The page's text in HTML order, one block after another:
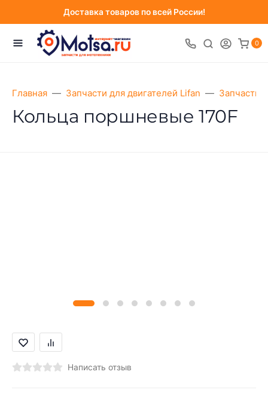
Доставка товаров по всей России!
0
Главная Запчасти для двигателей Lifan Запчасти
Кольца поршневые 170F
Написать отзыв